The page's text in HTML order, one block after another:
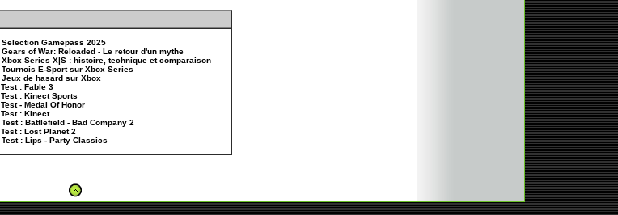
Selection Gamepass 2025
Gears of War: Reloaded - Le retour d'un mythe
Xbox Series X|S : histoire, technique et comparaison
Tournois E-Sport sur Xbox Series
Jeux de hasard sur Xbox
Test : Fable 3
Test : Kinect Sports
Test - Medal Of Honor
Test : Kinect
Test : Battlefield - Bad Company 2
Test : Lost Planet 2
Test : Lips - Party Classics